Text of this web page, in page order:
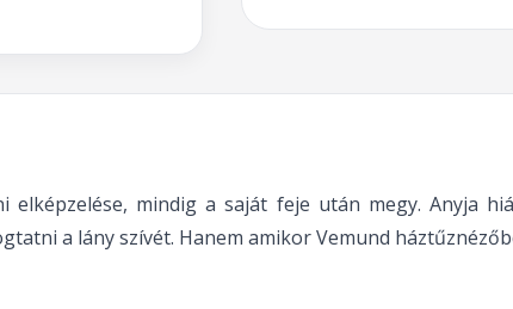
elképzelése, mindig a saját feje után megy. Anyja
a lány szívét. Hanem amikor Vemund